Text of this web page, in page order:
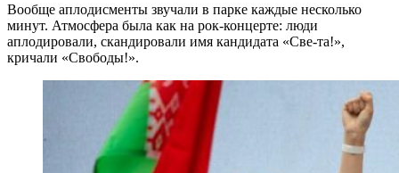
Вообще аплодисменты звучали в парке каждые несколько
минут. Атмосфера была как на рок-концерте: люди
аплодировали, скандировали имя кандидата «Све-та!»,
кричали «Свободы!».